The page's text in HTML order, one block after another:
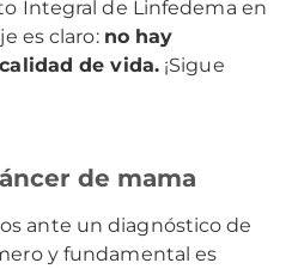
Integral de Linfedema en
es claro: no hay
de vida.¡Sigue
de mama
ante un diagnóstico de
y fundamental es